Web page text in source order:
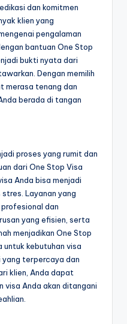
dan komitmen
klien yang
pengalaman
bantuan One Stop
bukti nyata dari
Dengan memilih
merasa tenang dan
berada di tangan
proses yang rumit dan
dari One Stop Visa
Anda bisa menjadi
Layanan yang
dan
yang efisien, serta
menjadikan One Stop
untuk kebutuhan visa
yang terpercaya dan
klien, Anda dapat
visa Anda akan ditangani